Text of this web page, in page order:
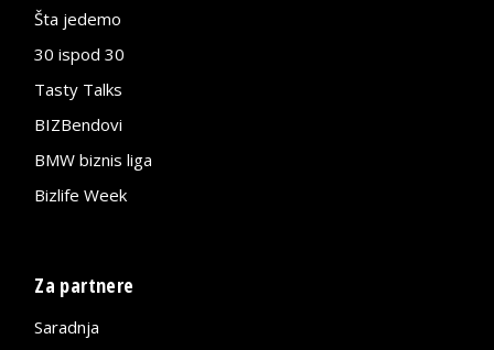
Šta jedemo
30 ispod 30
Tasty Talks
BIZBendovi
BMW biznis liga
Bizlife Week
Za partnere
Saradnja